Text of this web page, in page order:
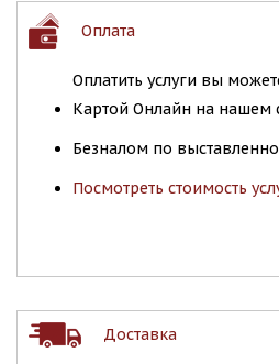
Оплата
Оплатить услуги вы
Картой Онлайн на нашем
Безналом по
Посмотреть стоимость
Доставка